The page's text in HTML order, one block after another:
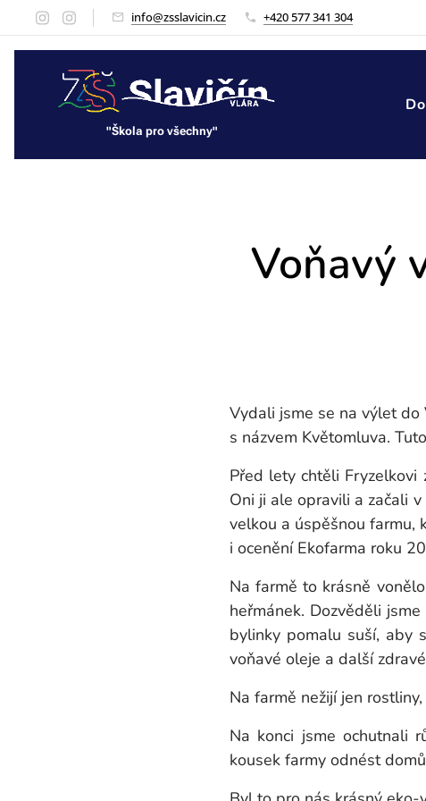
info@zsslavicin.cz +420 577 341 304
"Škola pro všechny"
Voňavý
Vydali jsme se na výlet do
s názvem Květomluva.
Před lety chtěli Fryzelkovi
Oni ji ale opravili a začali
velkou a úspěšnou farmu,
i ocenění Ekofarma roku
Na farmě to krásně
heřmánek. Dozvěděli
bylinky pomalu suší, aby
voňavé oleje a další
Na farmě nežijí jen
Na konci jsme ochutnali
kousek farmy odnést